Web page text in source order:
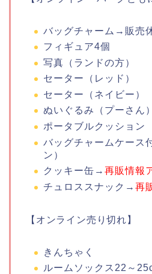
バッグチャーム→販売
フィギュア4個
写真（ランドの方）
セーター（レッド）
セーター（ネイビー）
ぬいぐるみ（プーさん）
ポータブルクッション
バッグチャームケース
ン）
クッキー缶→ 再販情報
チュロススナック→ 再
【オンライン売り切れ】
きんちゃく
ルームソックス22～